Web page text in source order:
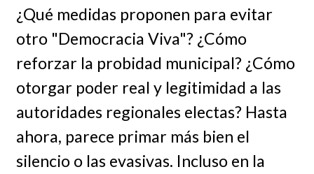
¿Qué medidas proponen para evitar
otro "Democracia Viva"? ¿Cómo
reforzar la probidad municipal? ¿Cómo
otorgar poder real y legitimidad a las
autoridades regionales electas? Hasta
ahora, parece primar más bien el
silencio o las evasivas. Incluso en la